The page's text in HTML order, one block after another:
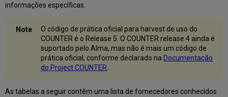
informações específicas.
O código de prática oficial para harvest de uso do
COUNTER é o Release 5. O COUNTER release 4 ainda é
suportado pelo Alma, mas não é mais um código de
prática oficial, conforme declarado na Documentação
do Project COUNTER
As tabelas a seguir contêm uma lista de fornecedores conhecidos